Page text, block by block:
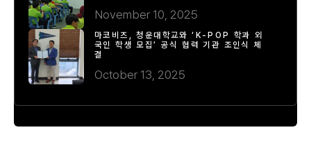
November 10, 2025
마코비즈, 청운대학교와 ‘K-POP 학과 외
국인 학생 모집’ 공식 협력 기관 조인식 체
결
October 13, 2025